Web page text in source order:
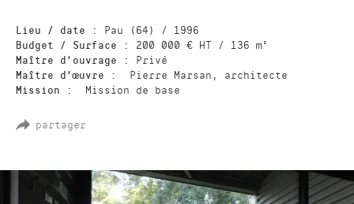
Lieu / date : Pau (64) / 1996
Budget / Surface : 200 000 € HT / 136 m²
Maître d’ouvrage : Privé
Maître d’œuvre : Pierre Marsan, architecte
Mission : Mission de base
partager